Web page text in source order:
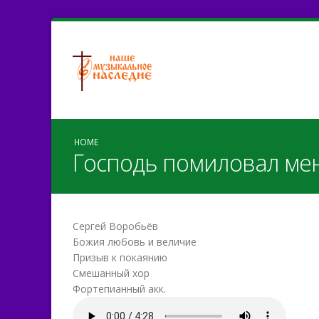
HOME
Господь помиловал
Сергей Воробьёв
Божия любовь и величие
Призыв к покаянию
Смешанный хор
Фортепианный акк.
Господь помиловал.mp3